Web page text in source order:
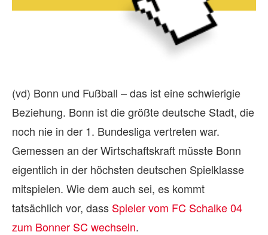
(vd) Bonn und Fußball – das ist eine schwierigie
Beziehung. Bonn ist die größte deutsche Stadt, die
noch nie in der 1. Bundesliga vertreten war.
Gemessen an der Wirtschaftskraft müsste Bonn
eigentlich in der höchsten deutschen Spielklasse
mitspielen. Wie dem auch sei, es kommt
tatsächlich vor, dass Spieler vom FC Schalke 04
zum Bonner SC wechseln.